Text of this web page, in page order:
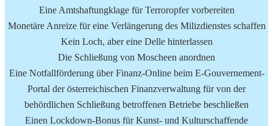
Eine Amtshaftungklage für Terroropfer vorbereiten
Monetäre Anreize für eine Verlängerung des Milizdienstes schaffen
Kein Loch, aber eine Delle hinterlassen
Die Schließung von Moscheen anordnen
Eine Notfallförderung über Finanz-Online beim E-Gouvernement-
Portal der österreichischen Finanzverwaltung für von der
behördlichen Schließung betroffenen Betriebe beschließen
Einen Lockdown-Bonus für Kunst- und Kulturschaffende